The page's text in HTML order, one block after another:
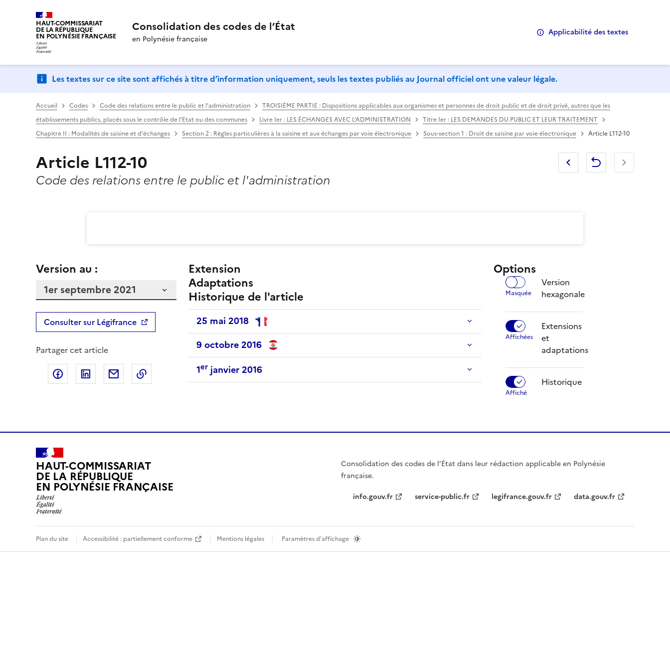
HAUT-COMMISSARIAT
DE LA RÉPUBLIQUE
EN POLYNÉSIE FRANÇAISE
Consolidation des codes de l’État
en Polynésie française
Applicabilité des textes
Les textes sur ce site sont affichés à titre d’information uniquement, seuls les textes publiés au Journal officiel ont une valeur légale.
Accueil Codes Code des relations entre le public et l'administration
TROISIÈME PARTIE : Dispositions applicables aux organismes et personnes de droit public et de droit privé, autres que les
établissements publics, placés sous le contrôle de l'Etat ou des communes
Livre Ier : LES ÉCHANGES AVEC L'ADMINISTRATION
Titre Ier : LES DEMANDES DU PUBLIC ET LEUR TRAITEMENT
Chapitre II : Modalités de saisine et d'échanges
Section 2 : Règles particulières à la saisine et aux échanges par voie électronique Sous-section 1 : Droit de saisine par voie électronique Article L112-10
Article L112-10
Code des relations entre le public et l'administration
Version au :
Consulter sur Légifrance
Partager cet article
Partager sur Facebook
Partager sur LinkedIn
Partager par emailCopier dans le presse-papier
Extension
Adaptations
Historique de l'article
25 mai 2018
9 octobre 2016
1er janvier 2016
Options
Version
hexagonale
Extensions
et
adaptations
Historique
HAUT-COMMISSARIAT
DE LA RÉPUBLIQUE
EN POLYNÉSIE FRANÇAISE
Consolidation des codes de l’État dans leur rédaction applicable en Polynésie
française.
info.gouv.fr
service-public.fr legifrance.gouv.fr data.gouv.fr
Plan du site Accessibilité : partiellement conforme Mentions légales Paramètres d’affichage